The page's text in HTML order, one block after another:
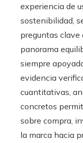
experiencia de
sostenibilidad,
preguntas clave
panorama
siempre
evidencia
cuantitativas,
concretos
sobre compra,
la marca hacia